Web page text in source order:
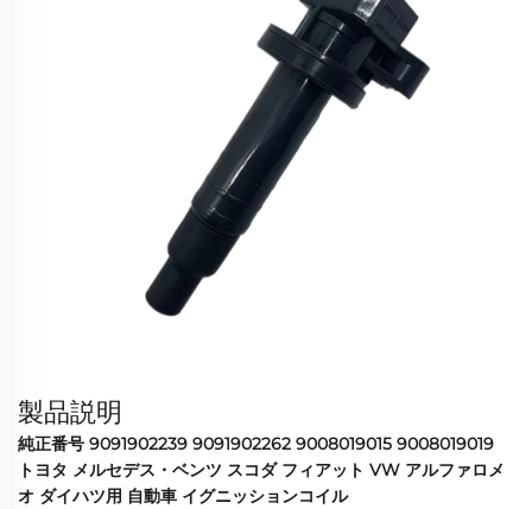
製品説明
純正番号 9091902239 9091902262 9008019015 9008019019
トヨタ メルセデス・ベンツ スコダ フィアット VW アルファロメ
オ ダイハツ用 自動車 イグニッションコイル